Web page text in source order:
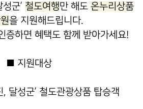
군’ 철도여행만 해도 온누리상품
을 지원해드립니다.
증하면 혜택도 함께 받아가세요!
■ 지원대상
, 달성군’ 철도관광상품 탑승객